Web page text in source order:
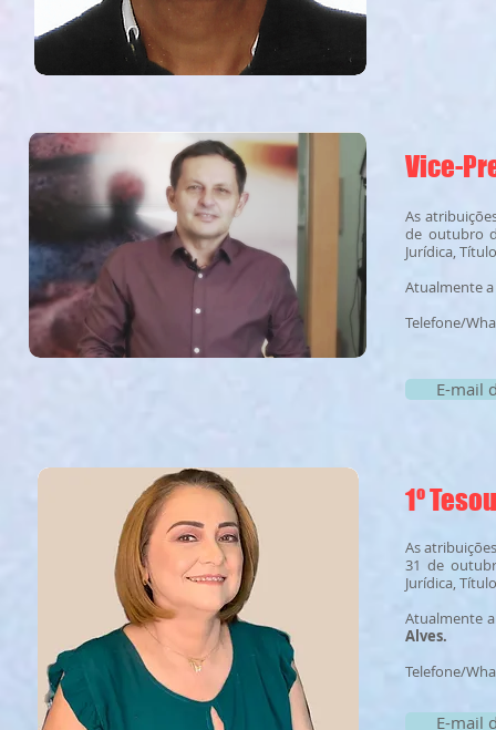
Vice-
As
de outubro
Jurídica,
Atualmente a
Telefone/
E-mail
1º
As
31 de
Jurídica, T
Atualmente
Alves.
Telefone/
E-mail